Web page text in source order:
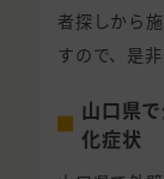
者探しから
すので、是
山口県
化症状